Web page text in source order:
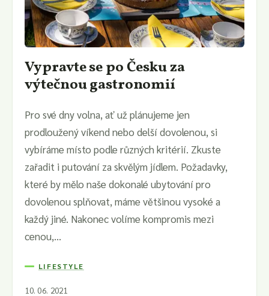
Vypravte se po Česku za
výtečnou gastronomií
Pro své dny volna, ať už plánujeme jen
prodloužený víkend nebo delší dovolenou, si
vybíráme místo podle různých kritérií. Zkuste
zařadit i putování za skvělým jídlem. Požadavky,
které by mělo naše dokonalé ubytování pro
dovolenou splňovat, máme většinou vysoké a
každý jiné. Nakonec volíme kompromis mezi
cenou,...
LIFESTYLE
10. 06. 2021